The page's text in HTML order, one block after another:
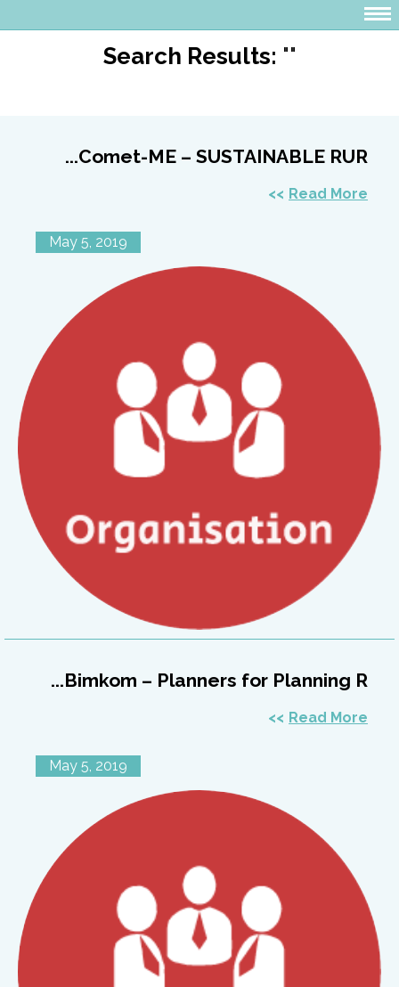
Search Results: ""
Comet-ME – SUSTAINABLE RUR...
Read More
May 5, 2019
Bimkom – Planners for Planning R...
Read More
May 5, 2019